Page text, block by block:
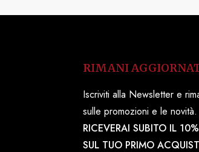
RIMANI
Iscriviti alla Newsletter e
sulle promozioni e le novità.
RICEVERAI SUBITO IL
SUL TUO PRIMO